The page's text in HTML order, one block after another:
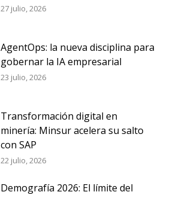
27 julio, 2026
AgentOps: la nueva disciplina para
gobernar la IA empresarial
23 julio, 2026
Transformación digital en
minería: Minsur acelera su salto
con SAP
22 julio, 2026
Demografía 2026: El límite del